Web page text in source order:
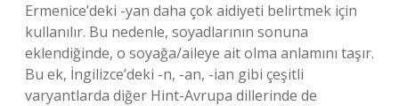
Ermenice’deki -yan daha çok aidiyeti belirtmek için
kullanılır. Bu nedenle, soyadlarının sonuna
eklendiğinde, o soyağa/aileye ait olma anlamını taşır.
Bu ek, İngilizce’deki -n, -an, -ian gibi çeşitli
varyantlarda diğer Hint-Avrupa dillerinde de